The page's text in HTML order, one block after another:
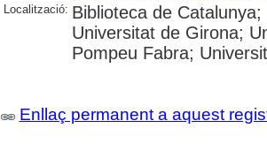
Localització: Biblioteca de
Universitat de Girona;
Pompeu Fabra;
Enllaç permanent a aquest